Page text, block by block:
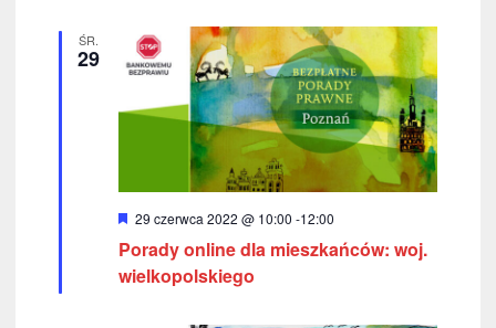
n
e
ŚR.
29
W
r
ó
ż
29 czerwca 2022 @ 10:00 -12:00
Porady online dla mieszkańców: woj.
wielkopolskiego